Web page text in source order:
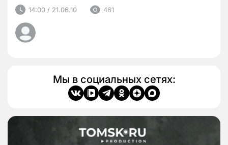
14:00 / 21.06.10 461
Мы в социальных сетях: